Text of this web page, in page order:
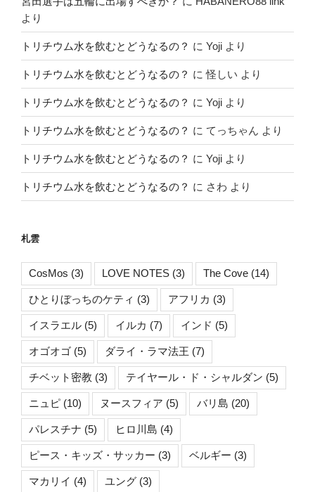
より
トリチウム水を飲むとどうなるの？ に Yoji より
トリチウム水を飲むとどうなるの？ に怪しい より
トリチウム水を飲むとどうなるの？ に Yoji より
トリチウム水を飲むとどうなるの？ に てっちゃん より
トリチウム水を飲むとどうなるの？ に Yoji より
トリチウム水を飲むとどうなるの？ に さわ より
札雲
CosMos (3) LOVE NOTES (3) The Cove (14)
ひとりぼっちのケティ (3) アフリカ (3)
イスラエル (5) イルカ (7) インド (5)
オゴオゴ (5) ダライ・ラマ法王 (7)
チベット密教 (3) テイヤール・ド・シャルダン (5)
ニュピ (10) ヌースフィア (5) バリ島 (20)
パレスチナ (5) ヒロ川島 (4)
ピース・キッズ・サッカー (3) ベルギー (3)
マカリイ (4) ユング (3)